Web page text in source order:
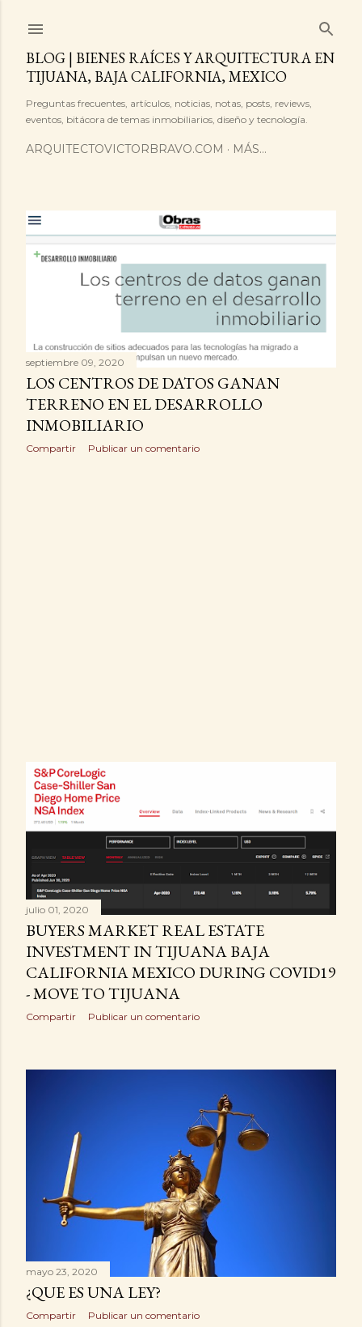
BLOG | BIENES RAÍCES Y ARQUITECTURA EN
TIJUANA, BAJA CALIFORNIA, MEXICO
Preguntas frecuentes, artículos, noticias, notas, posts, reviews,
eventos, bitácora de temas inmobiliarios, diseño y tecnología.
ARQUITECTOVICTORBRAVO.COM MÁS…
E
r
a
d
a
septiembre 09, 2020
LOS CENTROS DE DATOS GANAN
TERRENO EN EL DESARROLLO
INMOBILIARIO
Compartir Publicar un comentario
julio 01, 2020
BUYERS MARKET REAL ESTATE
INVESTMENT IN TIJUANA BAJA
CALIFORNIA MEXICO DURING COVID19
- MOVE TO TIJUANA
Compartir Publicar un comentario
mayo 23, 2020
¿QUE ES UNA LEY?
Compartir Publicar un comentario